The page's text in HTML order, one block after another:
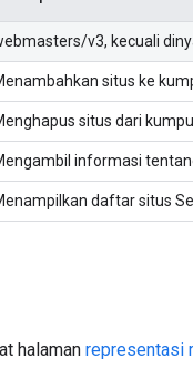
v3, kecuali
situs ke
situs dari
informasi
daftar situs
halaman representasi